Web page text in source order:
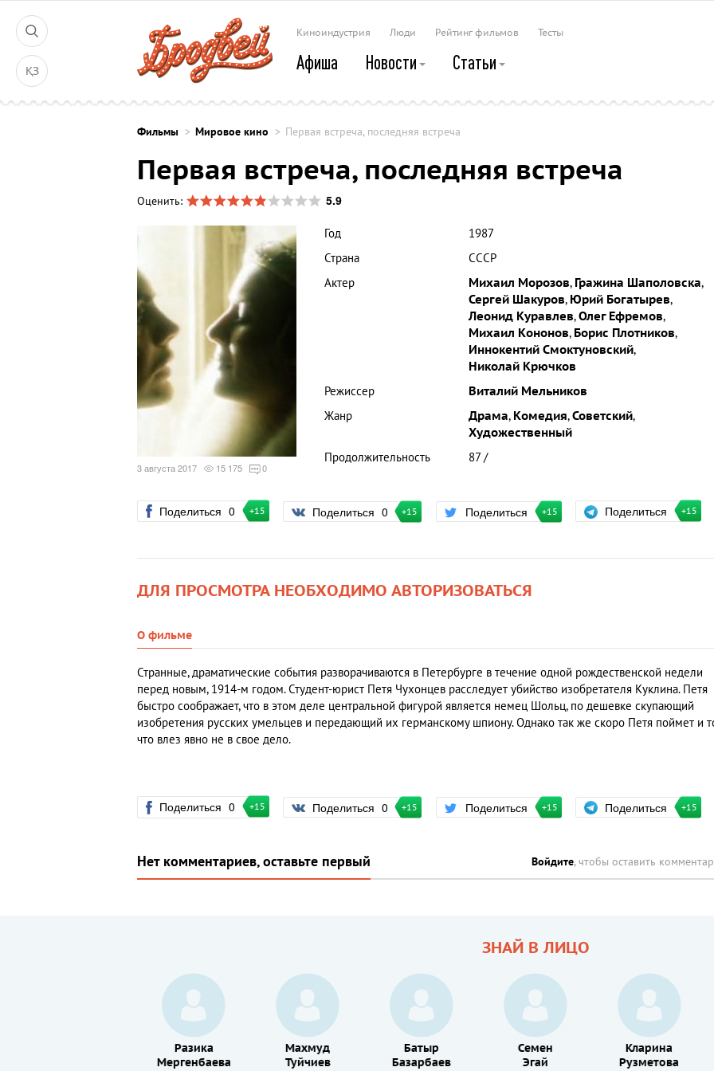
ҚЗ
Киноиндустрия Люди Рейтинг фильмов Тесты
Афиша Новости Статьи
Фильмы Мировое кино Первая встреча, последняя встреча
Первая встреча, последняя встреча
Оценить: 5.9
3 августа 2017 15 175 0
Год
1987
Страна
СССР
Актер
Михаил Морозов, Гражина Шаполовска,
Сергей Шакуров, Юрий Богатырев,
Леонид Куравлев,Олег Ефремов,
Михаил Кононов, Борис Плотников,
Иннокентий Смоктуновский,
Николай Крючков
Режиссер
Виталий Мельников
Жанр
Драма, Комедия,Советский,
Художественный
Продолжительность
87 /
Поделиться 0 +15 Поделиться 0 +15 Поделиться +15 Поделиться +15
ДЛЯ ПРОСМОТРА НЕОБХОДИМО АВТОРИЗОВАТЬСЯ
О фильме
Странные, драматические события разворачиваются в Петербурге в течение одной рождественской недели
перед новым, 1914-м годом. Студент-юрист Петя Чухонцев расследует убийство изобретателя Куклина. Петя
быстро соображает, что в этом деле центральной фигурой является немец Шольц, по дешевке скупающий
изобретения русских умельцев и передающий их германскому шпиону. Однако так же скоро Петя поймет и
что влез явно не в свое дело.
Поделиться 0 +15 Поделиться 0 +15 Поделиться +15 Поделиться +15
Нет комментариев, оставьте первый Войдите, чтобы оставить
ЗНАЙ В ЛИЦО
Разика
Мергенбаева
Махмуд
Туйчиев
Батыр
Базарбаев
Семен
Эгай
Кларина
Рузметова